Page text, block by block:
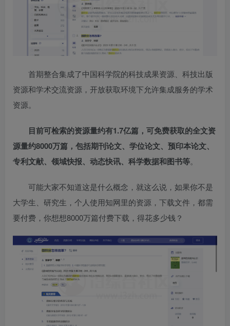
首期整合集成了中国科学院的科技成果资源、科技出版
资源和学术交流资源，开放获取环境下允许集成服务的学术
资源。
目前可检索的资源量约有1.7亿篇，可免费获取的全文资
源量约8000万篇，包括期刊论文、学位论文、预印本论文、
专利文献、领域快报、动态快讯、科学数据和图书等。
可能大家不知道这是什么概念，就这么说，如果你不是
大学生、研究生，个人使用知网里的资源，下载文件，都需
要付费，你想想8000万篇付费下载，得花多少钱？